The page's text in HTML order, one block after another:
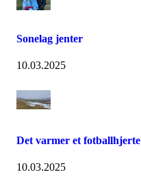
Sonelag jenter
10.03.2025
Det varmer et fotballhjerte
10.03.2025